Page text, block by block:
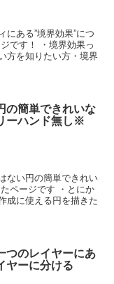
にある”境界効果”につ
です！ ・境界効果っ
方を知りたい方・境界
の簡単できれいな
ーハンド無し※
ない円の簡単できれい
ページです ・とにか
成に使える円を描きた
つのレイヤーにあ
ヤーに分ける